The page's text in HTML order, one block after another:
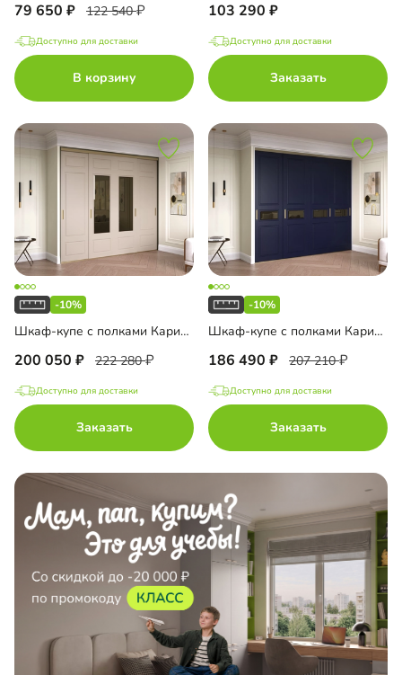
79 650 122 540
Доступно для доставки
В корзину
103 290
Доступно для доставки
Заказать
-10%
Шкаф-купе с полками Карини-4-3
200 050 222 280
Доступно для доставки
Заказать
-10%
Шкаф-купе с полками Карини-4-7
186 490 207 210
Доступно для доставки
Заказать